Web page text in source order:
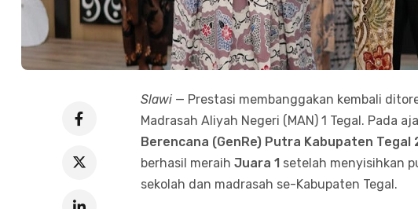
Slawi— Prestasi membanggakan kembali
Madrasah Aliyah Negeri (MAN) 1 Tegal. Pada
Berencana (GenRe) Putra Kabupaten Tegal
berhasil meraih Juara 1setelah menyisihkan
sekolah dan madrasah se-Kabupaten Tegal.